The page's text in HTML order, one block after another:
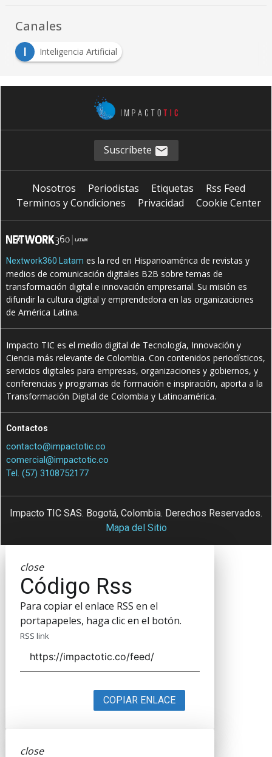
Canales
I
Inteligencia Artificial
Suscríbete
Nosotros Periodistas Etiquetas
Rss Feed
Terminos y Condiciones
Privacidad Cookie Center
Nextwork360 Latam es la red en Hispanoamérica de revistas y
medios de comunicación digitales B2B sobre temas de
transformación digital e innovación empresarial. Su misión es
difundir la cultura digital y emprendedora en las organizaciones
de América Latina.
Impacto TIC es el medio digital de Tecnología, Innovación y
Ciencia más relevante de Colombia. Con contenidos periodísticos,
servicios digitales para empresas, organizaciones y gobiernos, y
conferencias y programas de formación e inspiración, aporta a la
Transformación Digital de Colombia y Latinoamérica.
Contactos
contacto@impactotic.co
comercial@impactotic.co
Tel. (57) 3108752177
Impacto TIC SAS. Bogotá, Colombia. Derechos Reservados.
Mapa del Sitio
close
Código Rss
Para copiar el enlace RSS en el
portapapeles, haga clic en el botón.
RSS link
COPIAR ENLACE
close